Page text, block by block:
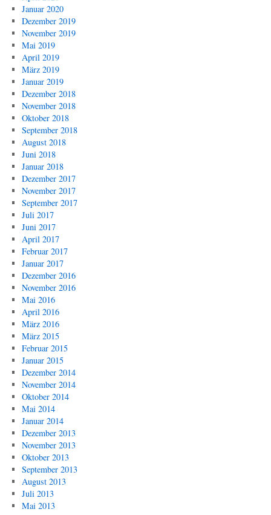
Januar 2020
Dezember 2019
November 2019
Mai 2019
April 2019
März 2019
Januar 2019
Dezember 2018
November 2018
Oktober 2018
September 2018
August 2018
Juni 2018
Januar 2018
Dezember 2017
November 2017
September 2017
Juli 2017
Juni 2017
April 2017
Februar 2017
Januar 2017
Dezember 2016
November 2016
Mai 2016
April 2016
März 2016
März 2015
Februar 2015
Januar 2015
Dezember 2014
November 2014
Oktober 2014
Mai 2014
Januar 2014
Dezember 2013
November 2013
Oktober 2013
September 2013
August 2013
Juli 2013
Mai 2013